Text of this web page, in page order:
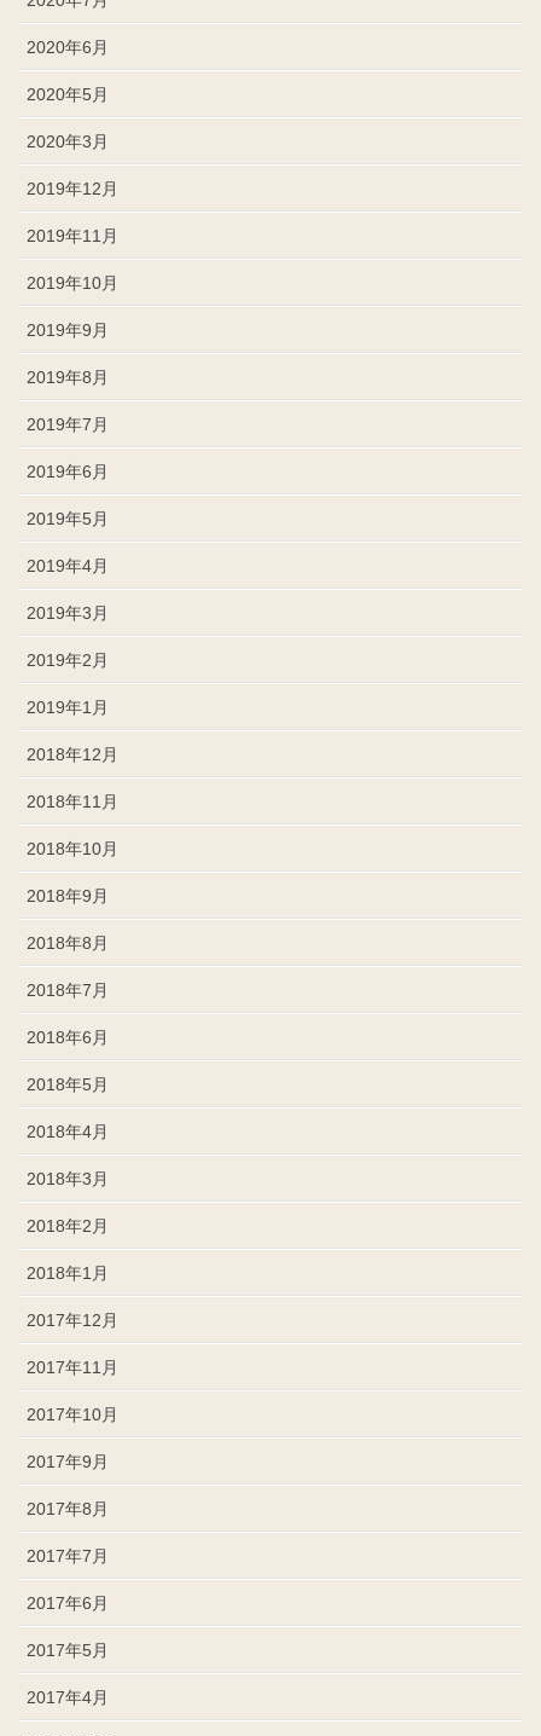
2020年6月
2020年5月
2020年3月
2019年12月
2019年11月
2019年10月
2019年9月
2019年8月
2019年7月
2019年6月
2019年5月
2019年4月
2019年3月
2019年2月
2019年1月
2018年12月
2018年11月
2018年10月
2018年9月
2018年8月
2018年7月
2018年6月
2018年5月
2018年4月
2018年3月
2018年2月
2018年1月
2017年12月
2017年11月
2017年10月
2017年9月
2017年8月
2017年7月
2017年6月
2017年5月
2017年4月